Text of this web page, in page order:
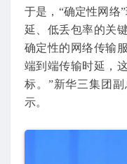
于是，“确定性网络
延、低丢包率的关
确定性的网络传输
端到端传输时延，
标。”新华三集团
示。